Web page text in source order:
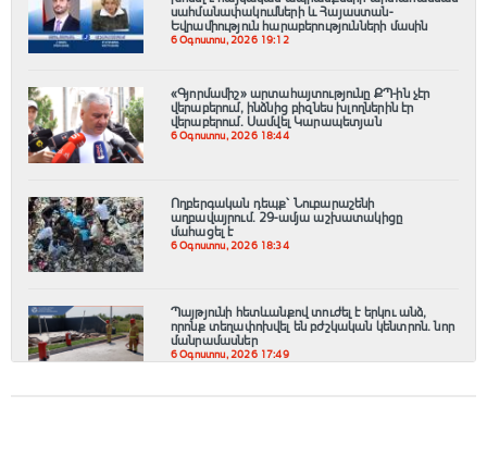
սահմանափակումների և Հայաստան-
Եվրամիություն հարաբերությունների մասին
6 Օգոստոս, 2026 19:12
«Գյnրմամիշ» արտահայտությունը ՔՊ-ին չէր
վերաբերում, ինձնից բիզնես խլnղներին էր
վերաբերում․ Սամվել Կարապետյան
6 Օգոստոս, 2026 18:44
Ողբերգական դեպք՝ Նուբարաշենի
աղբավայրում․ 29-ամյա աշխատակիցը
մահացել է
6 Օգոստոս, 2026 18:34
Պայթյունի հետևանքով տուժել է երկու անձ,
որոնք տեղափոխվել են բժշկական կենտրոն. նոր
մանրամասներ
6 Օգոստոս, 2026 17:49